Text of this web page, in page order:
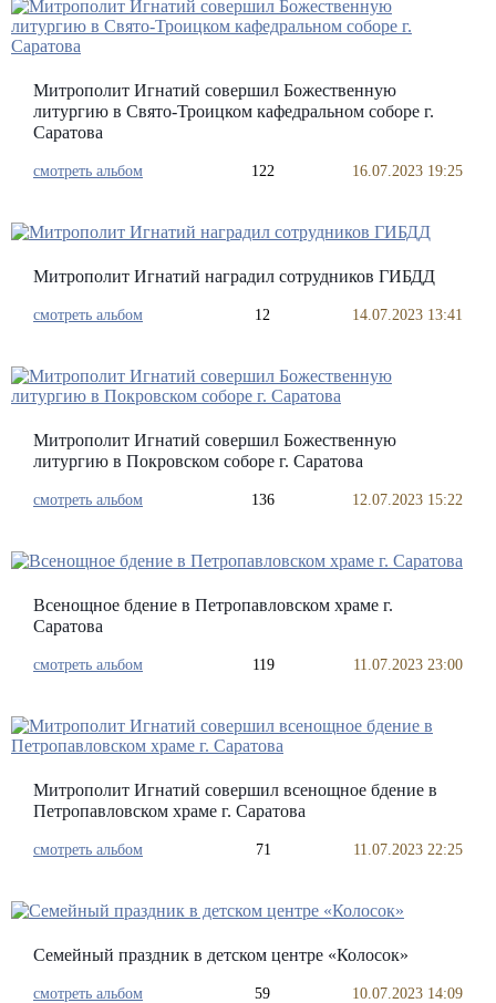
Митрополит Игнатий совершил Божественную
литургию в Свято-Троицком кафедральном соборе г.
Саратова
смотреть альбом 122 16.07.2023 19:25
Митрополит Игнатий наградил сотрудников ГИБДД
смотреть альбом 12 14.07.2023 13:41
Митрополит Игнатий совершил Божественную
литургию в Покровском соборе г. Саратова
смотреть альбом 136 12.07.2023 15:22
Всенощное бдение в Петропавловском храме г.
Саратова
смотреть альбом 119 11.07.2023 23:00
Митрополит Игнатий совершил всенощное бдение в
Петропавловском храме г. Саратова
смотреть альбом 71 11.07.2023 22:25
Семейный праздник в детском центре «Колосок»
смотреть альбом 59 10.07.2023 14:09